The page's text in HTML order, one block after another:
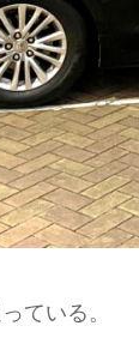
ている。